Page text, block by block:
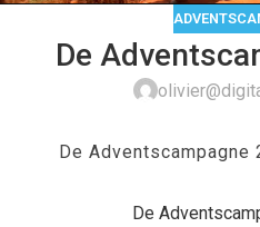
De
De Adventscampagne
De